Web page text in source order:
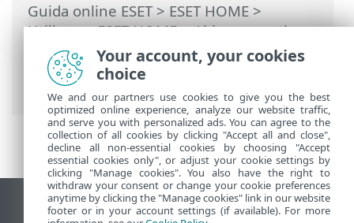
Guida online ESET>ESET HOME>
Utilizzare ESET HOME>Abbonamenti e
gestione degli abbonamenti> Cosa fare
in caso di utilizzo eccessivo/smarrimento
di un abbonamento
Visualizza sito desktop
Your account, your cookies
choice
We and our partners use cookies to give you the best
optimized online experience, analyze our website traffic,
and serve you with personalized ads. You can agree to the
collection of all cookies by clicking "Accept all and close",
decline all non-essential cookies by choosing "Accept
essential cookies only", or adjust your cookie settings by
clicking "Manage cookies". You also have the right to
withdraw your consent or change your cookie preferences
anytime by clicking the "Manage cookies" link in our website
footer or in your account settings (if available). For more